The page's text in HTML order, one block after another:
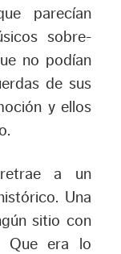
parecían
sobre-
no podían
de sus
y ellos
a un
Una
sitio con
Que era lo